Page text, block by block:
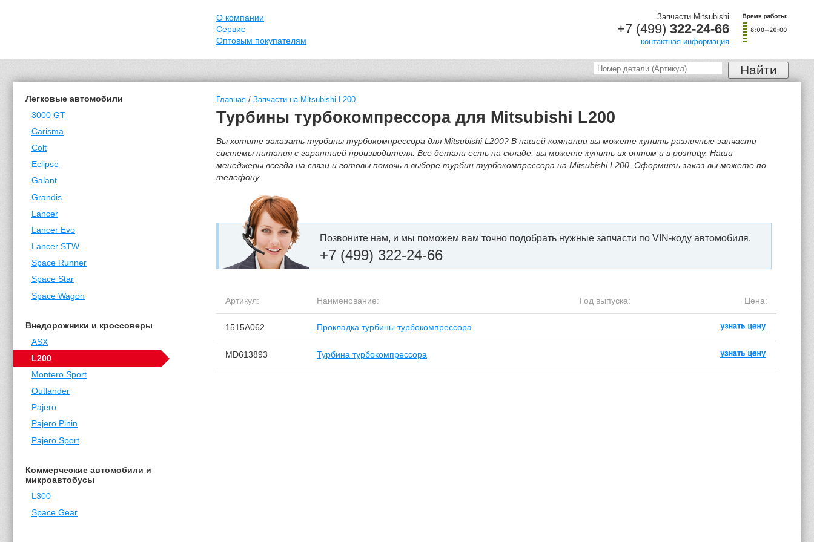
О компании
Сервис
Оптовым покупателям
Запчасти Mitsubishi
+7 (499) 322-24-66
контактная информация
Легковые автомобили
3000 GT
Carisma
Colt
Eclipse
Galant
Grandis
Lancer
Lancer Evo
Lancer STW
Space Runner
Space Star
Space Wagon
Внедорожники и кроссоверы
ASX
L200
Montero Sport
Outlander
Pajero
Pajero Pinin
Pajero Sport
Коммерческие автомобили и
микроавтобусы
L300
Space Gear
Главная / Запчасти на Mitsubishi L200
Турбины турбокомпрессора для Mitsubishi L200
Вы хотите заказать турбины турбокомпрессора для Mitsubishi L200? В нашей компании вы можете купить различные запчасти
системы питания с гарантией производителя. Все детали есть на складе, вы можете купить их оптом и в розницу. Наши
менеджеры всегда на связи и готовы помочь в выборе турбин турбокомпрессора на Mitsubishi L200. Оформить заказ вы можете по
телефону.
Позвоните нам, и мы поможем вам точно подобрать нужные запчасти по VIN-коду автомобиля.
+7 (499) 322-24-66
Артикул: Наименование: Год выпуска: Цена:
1515A062 Прокладка турбины турбокомпрессора
MD613893 Турбина турбокомпрессора